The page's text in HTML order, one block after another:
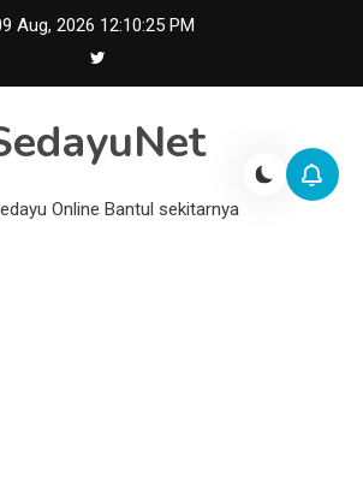
Aug, 2026 12:10:25 PM
Online Bantul sekitarnya